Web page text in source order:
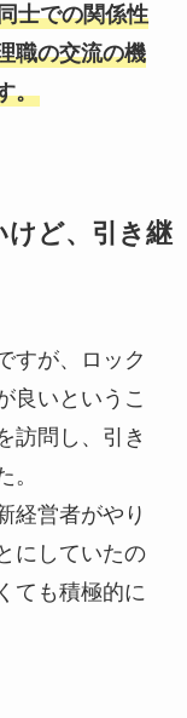
士での関係性
職の交流の機
。
けど、引き継
すが、ロック
良いというこ
訪問し、引き
。
経営者がやり
にしていたの
ても積極的に